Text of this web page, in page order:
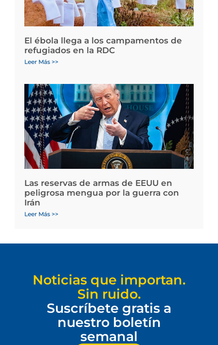
El ébola llega a los campamentos de
refugiados en la RDC
Leer Más >>
Las reservas de armas de EEUU en
peligrosa mengua por la guerra con
Irán
Leer Más >>
Noticias que importan.
Sin ruido.
Suscríbete gratis a
nuestro boletín
semanal